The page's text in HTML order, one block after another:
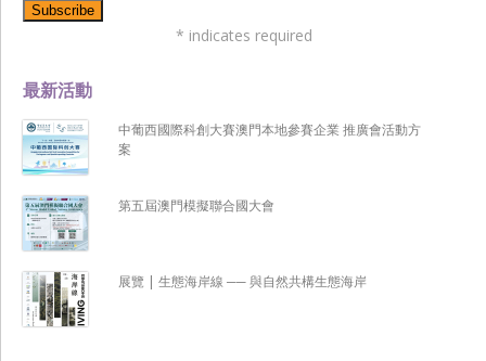
最新活動
中葡西國際科創大賽澳門本地參賽企業 推廣會活動方
案
第五屆澳門模擬聯合國大會
展覽 | 生態海岸線 ── 與自然共構生態海岸
* indicates required